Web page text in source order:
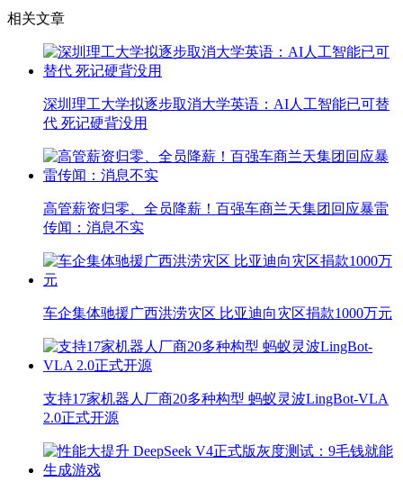
相关文章
深圳理工大学拟逐步取消大学英语：AI人工智能已可替
代 死记硬背没用
高管薪资归零、全员降薪！百强车商兰天集团回应暴雷
传闻：消息不实
车企集体驰援广西洪涝灾区 比亚迪向灾区捐款1000万元
支持17家机器人厂商20多种构型 蚂蚁灵波LingBot-VLA
2.0正式开源